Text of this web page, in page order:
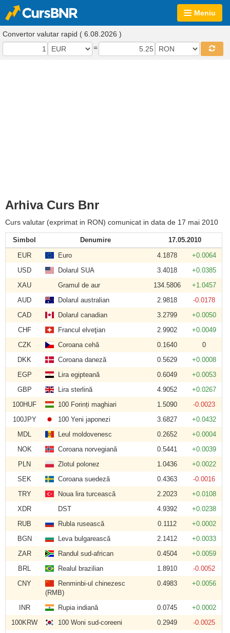
Meniu
Convertor valutar rapid ( 6.08.2026 )
=
Arhiva Curs Bnr
Curs valutar (exprimat in RON) comunicat in data de 17 mai 2010
Simbol Denumire
17.05.2010
EUR
Euro 4.1878
+0.0064
USD
Dolarul SUA 3.4018
+0.0385
XAU
Gramul de aur 134.5806
+1.0457
AUD
Dolarul australian 2.9818
-0.0178
CAD
Dolarul canadian 3.2799
+0.0050
CHF
Francul elveţian 2.9902
+0.0049
CZK
Coroana cehă 0.1640
0
DKK
Coroana daneză 0.5629
+0.0008
EGP
Lira egipteană 0.6049
+0.0053
GBP
Lira sterlină 4.9052
+0.0267
100HUF
100 Forinți maghiari 1.5090
-0.0023
100JPY
100 Yeni japonezi 3.6827
+0.0432
MDL
Leul moldovenesc 0.2652
+0.0004
NOK
Coroana norvegiană 0.5441
+0.0039
PLN
Zlotul polonez 1.0436
+0.0022
SEK
Coroana suedeză 0.4363
-0.0016
TRY
Noua lira turcească 2.2023
+0.0108
XDR
DST 4.9392
+0.0238
RUB
Rubla rusească 0.1112
+0.0002
BGN
Leva bulgarească 2.1412
+0.0033
ZAR
Randul sud-african 0.4504
+0.0059
BRL
Realul brazilian 1.8910
-0.0052
CNY
Renminbi-ul chinezesc
(RMB)
0.4983 +0.0056
INR Rupia indiană 0.0745
+0.0002
100KRW
100 Woni sud-coreeni 0.2949
-0.0025